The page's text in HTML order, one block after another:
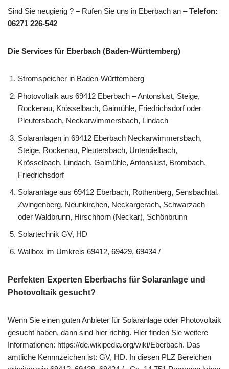
Sind Sie neugierig ? – Rufen Sie uns in Eberbach an –Telefon:
06271 226-542
Die Services für Eberbach (Baden-Württemberg)
Stromspeicher in Baden-Württemberg
Photovoltaik aus 69412 Eberbach – Antonslust, Steige,
Rockenau, Krösselbach, Gaimühle, Friedrichsdorf oder
Pleutersbach, Neckarwimmersbach, Lindach
Solaranlagen in 69412 Eberbach Neckarwimmersbach,
Steige, Rockenau, Pleutersbach, Unterdielbach,
Krösselbach, Lindach, Gaimühle, Antonslust, Brombach,
Friedrichsdorf
Solaranlage aus 69412 Eberbach, Rothenberg, Sensbachtal,
Zwingenberg, Neunkirchen, Neckargerach, Schwarzach
oder Waldbrunn, Hirschhorn (Neckar), Schönbrunn
Solartechnik GV, HD
Wallbox im Umkreis 69412, 69429, 69434 /
Perfekten Experten Eberbachs für Solaranlage und
Photovoltaik gesucht?
Wenn Sie einen guten Anbieter für Solaranlage oder Photovoltaik
gesucht haben, dann sind hier richtig. Hier finden Sie weitere
Informationen: https://de.wikipedia.org/wiki/Eberbach. Das
amtliche Kennnzeichen ist: GV, HD. In diesen PLZ Bereichen